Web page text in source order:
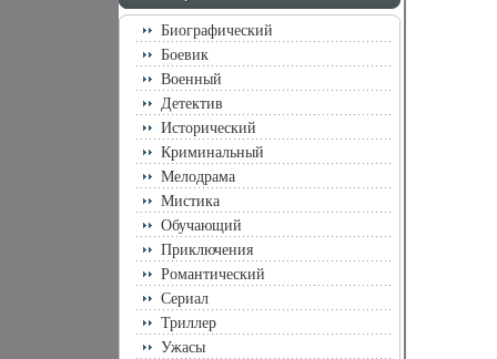
Биографический
Боевик
Военный
Детектив
Исторический
Криминальный
Мелодрама
Мистика
Обучающий
Приключения
Романтический
Сериал
Триллер
Ужасы